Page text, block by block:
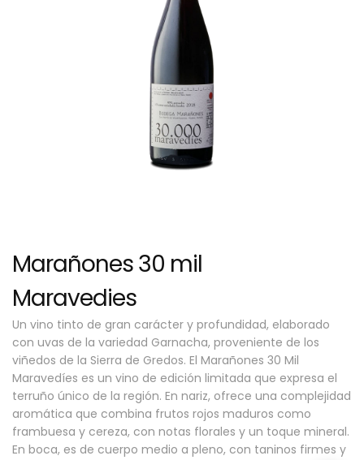
Marañones 30 mil
Maravedies
Un vino tinto de gran carácter y profundidad, elaborado
con uvas de la variedad Garnacha, proveniente de los
viñedos de la Sierra de Gredos. El Marañones 30 Mil
Maravedíes es un vino de edición limitada que expresa el
terruño único de la región. En nariz, ofrece una complejidad
aromática que combina frutos rojos maduros como
frambuesa y cereza, con notas florales y un toque mineral.
En boca, es de cuerpo medio a pleno, con taninos firmes y